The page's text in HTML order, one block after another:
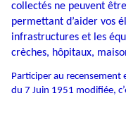
collectés ne peuvent
permettant d’aider vos
infrastructures et les
crèches, hôpitaux,
Participer au recensement
du 7 Juin 1951 modifiée,